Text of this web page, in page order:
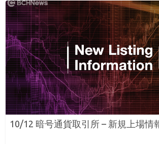
10/12 暗号通貨取引所 – 新規上場情